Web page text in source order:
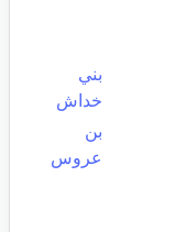
بني
خداش
بن
عروس